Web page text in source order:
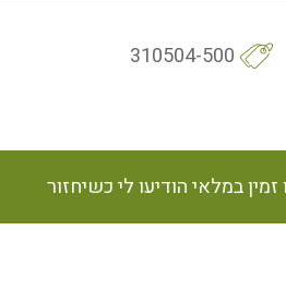
310504-500
זמין במלאי הודיעו לי כשיחזור